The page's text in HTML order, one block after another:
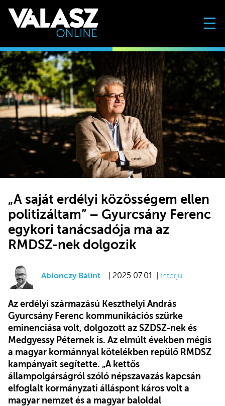
☰
„A saját erdélyi közösségem ellen
politizáltam” – Gyurcsány Ferenc
egykori tanácsadója ma az
RMDSZ-nek dolgozik
Ablonczy Bálint | 2025.07.01. | Interjú
Az erdélyi származású Keszthelyi András
Gyurcsány Ferenc kommunikációs szürke
eminenciása volt, dolgozott az SZDSZ-nek és
Medgyessy Péternek is. Az elmúlt években mégis
a magyar kormánnyal kötelékben repülő RMDSZ
kampányait segítette. „A kettős
állampolgárságról szóló népszavazás kapcsán
elfoglalt kormányzati álláspont káros volt a
magyar nemzet és a magyar baloldal